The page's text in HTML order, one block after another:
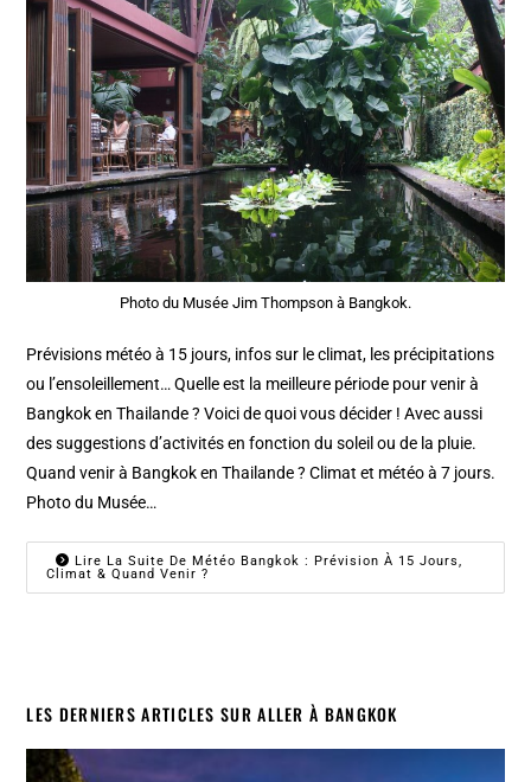
Photo du Musée Jim Thompson à Bangkok.
Prévisions météo à 15 jours, infos sur le climat, les précipitations
ou l’ensoleillement… Quelle est la meilleure période pour venir à
Bangkok en Thailande ? Voici de quoi vous décider ! Avec aussi
des suggestions d’activités en fonction du soleil ou de la pluie.
Quand venir à Bangkok en Thailande ? Climat et météo à 7 jours.
Photo du Musée…
Lire La Suite De Météo Bangkok : Prévision À 15 Jours,
Climat & Quand Venir ?
LES DERNIERS ARTICLES SUR ALLER À BANGKOK